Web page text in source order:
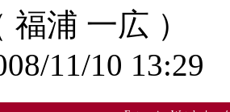
福浦 一広 ）
11/10 13:29